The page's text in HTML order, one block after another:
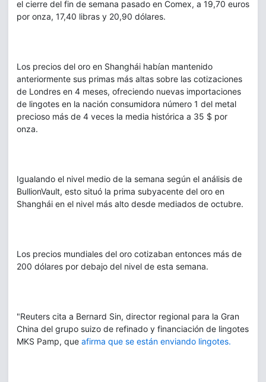
el cierre del fin de semana pasado en Comex, a 19,70 euros
por onza, 17,40 libras y 20,90 dólares.
Los precios del oro en Shanghái habían mantenido
anteriormente sus primas más altas sobre las cotizaciones
de Londres en 4 meses, ofreciendo nuevas importaciones
de lingotes en la nación consumidora número 1 del metal
precioso más de 4 veces la media histórica a 35 $ por
onza.
Igualando el nivel medio de la semana según el análisis de
BullionVault, esto situó la prima subyacente del oro en
Shanghái en el nivel más alto desde mediados de octubre.
Los precios mundiales del oro cotizaban entonces más de
200 dólares por debajo del nivel de esta semana.
"Reuters cita a Bernard Sin, director regional para la Gran
China del grupo suizo de refinado y financiación de lingotes
MKS Pamp, que afirma que se están enviando lingotes.